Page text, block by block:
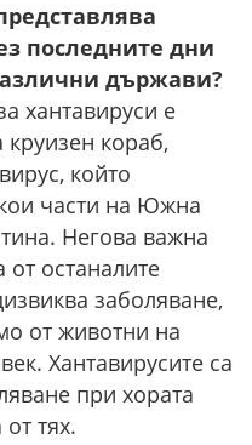
последните дни
държави?
хантавируси е
кораб,
който
части на Южна
Негова важна
от останалите
заболяване,
от животни на
Хантавирусите са
при хората
тях.